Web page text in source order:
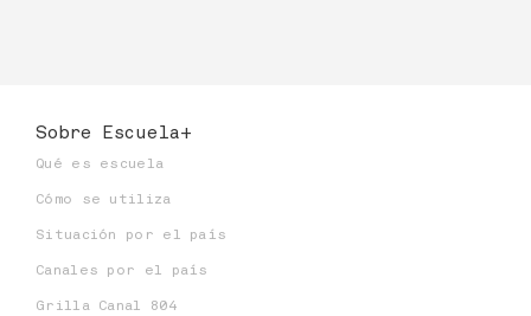
Sobre Escuela+
Qué es escuela
Cómo se utiliza
Situación por el país
Canales por el país
Grilla Canal 804